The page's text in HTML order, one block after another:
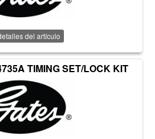
del artículo
TIMING SET/LOCK KIT